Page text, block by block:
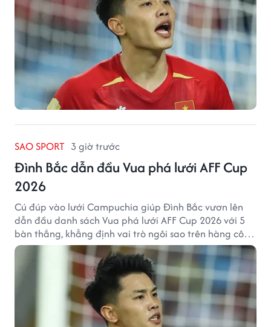
SAO SPORT 3 giờ trước
Đình Bắc dẫn đầu Vua phá lưới AFF Cup
2026
Cú đúp vào lưới Campuchia giúp Đình Bắc vươn lên
dẫn đầu danh sách Vua phá lưới AFF Cup 2026 với 5
bàn thắng, khẳng định vai trò ngôi sao trên hàng công
tuyển Việt Nam.